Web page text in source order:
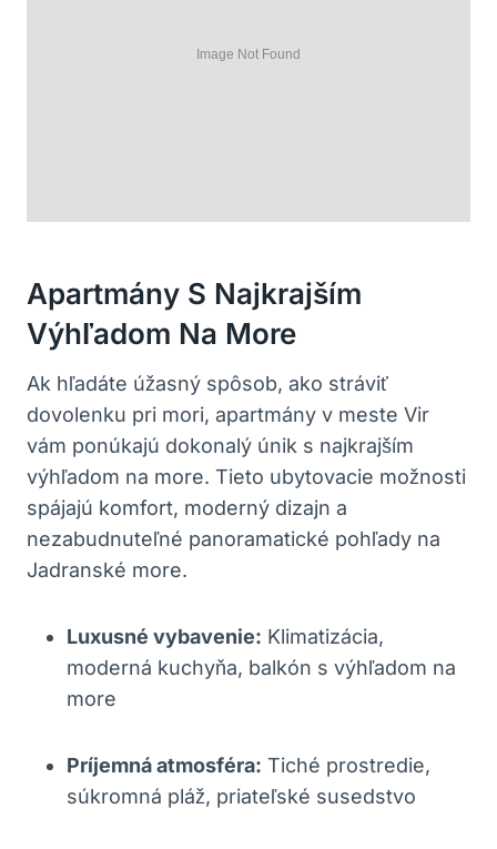
Apartmány S Najkrajším
Výhľadom Na More
Ak hľadáte úžasný spôsob, ako stráviť
dovolenku pri mori, apartmány v meste Vir
vám ponúkajú dokonalý únik s najkrajším
výhľadom na more. Tieto ubytovacie možnosti
spájajú komfort, moderný dizajn a
nezabudnuteľné panoramatické pohľady na
Jadranské more.
Luxusné vybavenie: Klimatizácia,
moderná kuchyňa, balkón s výhľadom na
more
Príjemná atmosféra: Tiché prostredie,
súkromná pláž, priateľské susedstvo